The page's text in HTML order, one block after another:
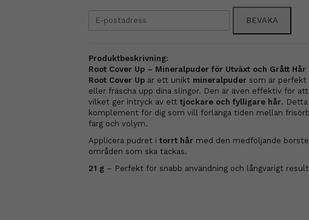
BEVAKA
Produktbeskrivning:
Root Cover Up – Mineralpuder för Utväxt och Grått Hår
Root Cover Up är ett unikt mineralpuder som är
eller fräscha upp dina slingor. Den är även effektiv för
vilket ger intryck av ett tjockare och fylligare hår. Detta
komplement för dig som vill förlänga tiden mellan
färg och volym.
Applicera pudret i torrt hår med den medföljande
områden som ska täckas.
21 g – Perfekt för snabb användning och långvarigt